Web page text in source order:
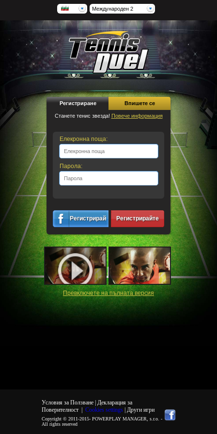
Международен 2
Регистриране Впишете се
Станете тенис звезда! Повече информация
Елекронна поща:
Парола:
Регистрирайте
се
Регистрирайте
се
Превключете на пълната версия
Условия за Ползване | Декларация за
Поверителност| Cookies settings | Други игри
Copyright © 2011-2015- POWERPLAY MANAGER, s.r.o. -
All rights reserved